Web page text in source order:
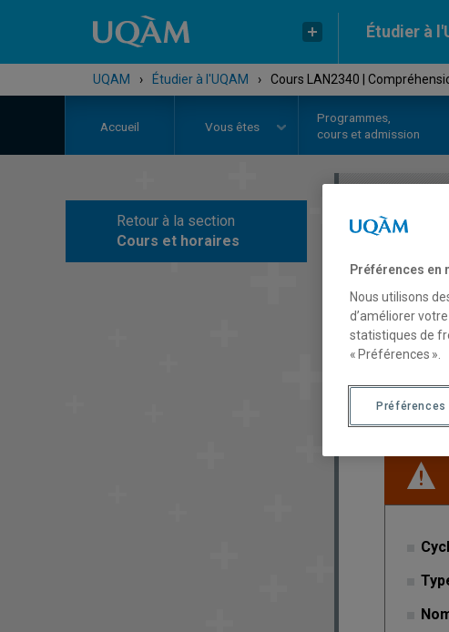
Étudier à
UQAM › Étudier à l'UQAM › Cours LAN2340 |
Accueil Vous êtes
Programmes,
cours et admission
Retour à la section
Cours et horaires
Préférences en
Nous utilisons
d’améliorer
statistiques de
« Préférences ».
Préférences